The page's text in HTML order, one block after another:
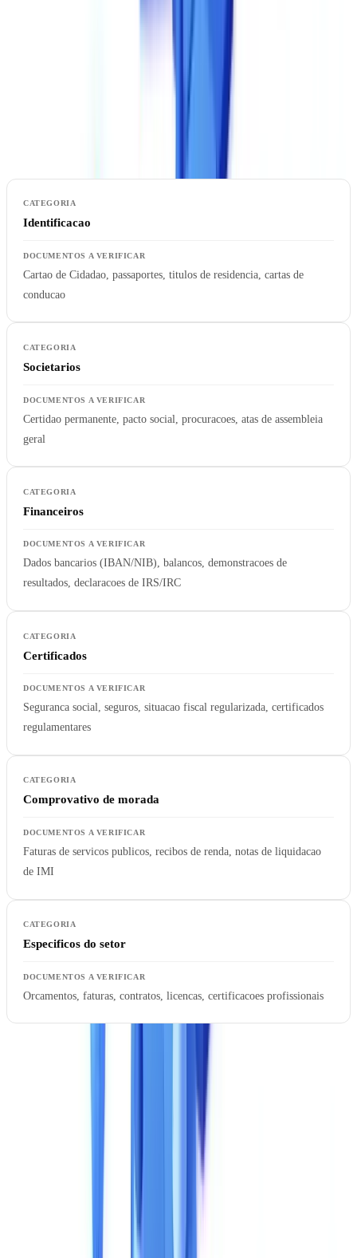
2. Tipos de Documentos Suportados
Nem todas as solucoes cobrem os mesmos tipos de documentos.
Verifique o suporte para os documentos especificos relevantes para o
Identificacao
Cartao de Cidadao, passaportes, titulos de residencia, cartas de
conducao
Societarios
Certidao permanente, pacto social, procuracoes, atas de assembleia
geral
Financeiros
Dados bancarios (IBAN/NIB), balancos, demonstracoes de
resultados, declaracoes de IRS/IRC
Certificados
Seguranca social, seguros, situacao fiscal regularizada, certificados
regulamentares
Comprovativo de morada
Faturas de servicos publicos, recibos de renda, notas de liquidacao
de IMI
Especificos do setor
Orcamentos, faturas, contratos, licencas, certificacoes profissionais
Uma armadilha comum: uma solucao afirma suportar um tipo de
documento, mas a extracao limita-se aos campos mais simples. Peca
a lista detalhada dos campos extraidos para cada tipo de documento
3. Capacidades de Verificacao e Conformidade
A extracao de dados e apenas o primeiro passo. O verdadeiro valor
de uma solucao reside na sua capacidade de verificar a validade e